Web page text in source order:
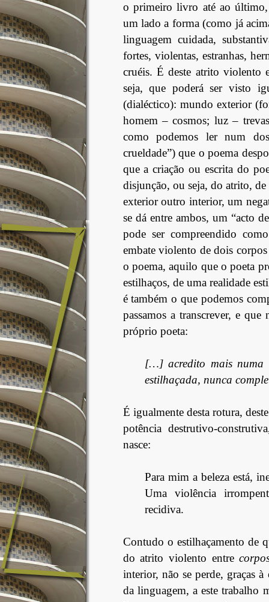
o primeiro livro até ao último,
um lado a forma (como já
linguagem cuidada,
fortes, violentas, estranhas,
cruéis. É deste atrito violento
seja, que poderá ser visto
(dialéctico): mundo exterior
homem – cosmos; luz –
como podemos ler num
crueldade”) que o poema
que a criação ou escrita do
disjunção, ou seja, do atrito,
exterior outro interior, um
se dá entre ambos, um “acto
pode ser compreendido
embate violento de dois
o poema, aquilo que o poeta
estilhaços, de uma realidade
é também o que podemos
passamos a transcrever, e
próprio poeta:
[…] acredito mais numa
estilhaçada, nunca
É igualmente desta rotura,
potência destrutivo-
nasce:
Para mim a beleza está,
Uma violência
recidiva.
Contudo o estilhaçamento de
do atrito violento entre
interior, não se perde, graças
da linguagem, a este trabalho